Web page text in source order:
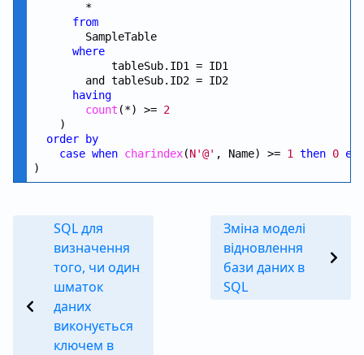
        *
from
        SampleTable
where
            tableSub.ID1 = ID1
        and tableSub.ID2 = ID2
having
count (*) >= 2
    )
order
by
case when charindex(N'@' , Name) >= 1 then 0
SQL для
визначення
того, чи один
шматок
даних
виконується
ключем в
Зміна моделі
відновлення
бази даних в
SQL